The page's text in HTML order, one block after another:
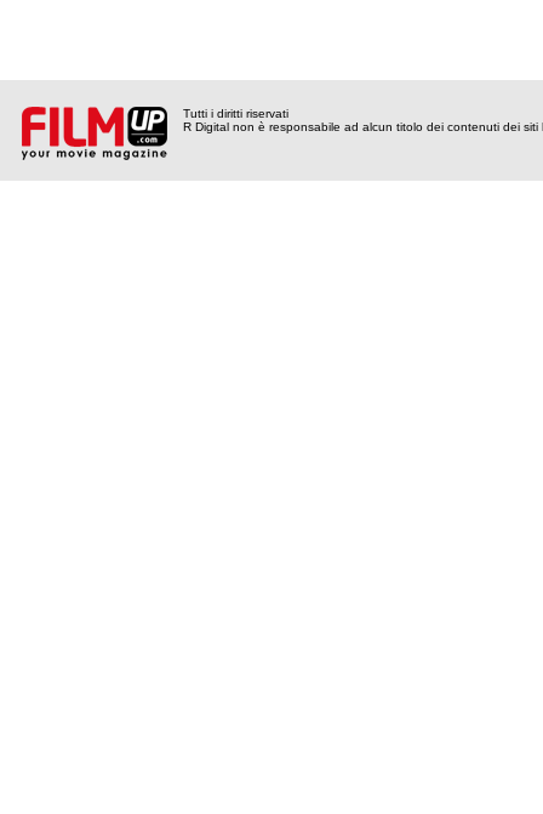
Tutti i diritti riservati
R Digital non è responsabile ad alcun titolo dei contenuti dei siti